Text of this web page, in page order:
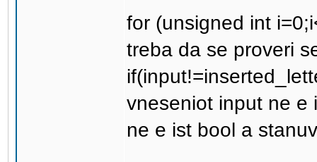
for (unsigned int
treba da se proveri
vneseniot input ne e
ne e ist bool a